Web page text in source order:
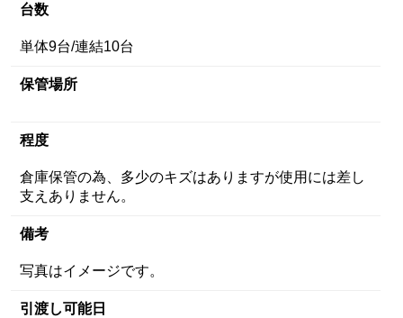
台数
単体9台/連結10台
保管場所
程度
倉庫保管の為、多少のキズはありますが使用には差し
支えありません。
備考
写真はイメージです。
引渡し可能日